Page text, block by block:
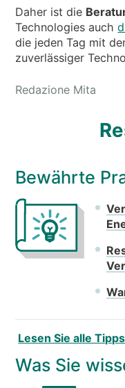
Daher ist die
Technologies auch
die jeden Tag mit
zuverlässiger
Redazione Mita
Bewährte
Lesen Sie alle Tipps
Was Sie